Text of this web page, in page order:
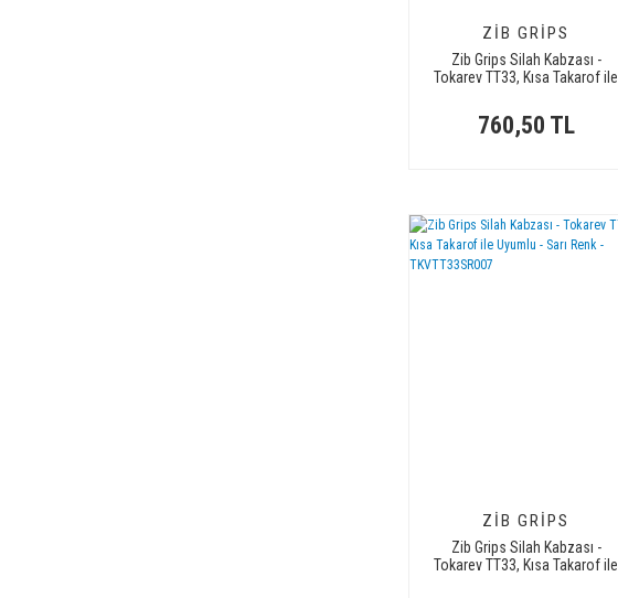
ZIB GRIPS
Zib Grips Silah Kabzası -
Tokarev TT33, Kısa Takarof ile
TKVTT33TN004
760,50 TL
ZIB GRIPS
Zib Grips Silah Kabzası -
Tokarev TT33, Kısa Takarof ile